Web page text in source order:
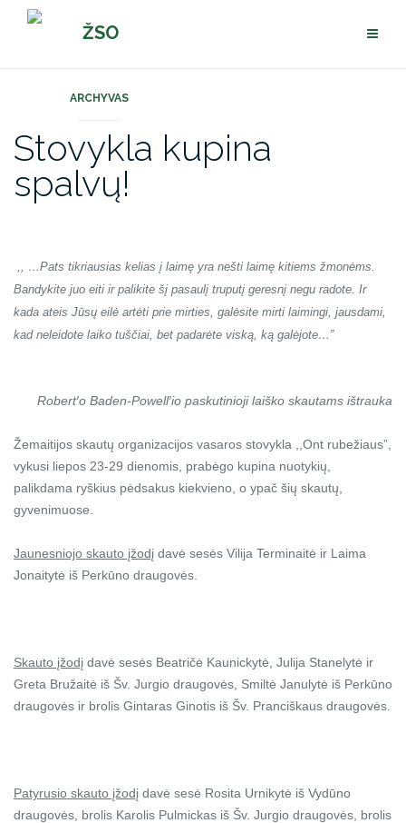
Pereiti
ŽSO
ARCHYVAS
Stovykla kupina
spalvų!
,, …Pats tikriausias kelias į laimę yra nešti laimę kitiems žmonėms.
Bandykite juo eiti ir palikite šį pasaulį truputį geresnį negu radote. Ir
kada ateis Jūsų eilė artėti prie mirties, galėsite mirti laimingi, jausdami,
kad neleidote laiko tuščiai, bet padarėte viską, ką galėjote…”
Robert′o Baden-Powell′io paskutinioji laiško skautams ištrauka
Žemaitijos skautų organizacijos vasaros stovykla ,,Ont rubežiaus”,
vykusi liepos 23-29 dienomis, prabėgo kupina nuotykių,
palikdama ryškius pėdsakus kiekvieno, o ypač šių skautų,
gyvenimuose.
Jaunesniojo skauto įžodį davė sesės Vilija Terminaitė ir Laima
Jonaitytė iš Perkūno draugovės.
Skauto įžodį davė sesės Beatričė Kaunickytė, Julija Stanelytė ir
Greta Bružaitė iš Šv. Jurgio draugovės, Smiltė Janulytė iš Perkūno
draugovės ir brolis Gintaras Ginotis iš Šv. Pranciškaus draugovės.
Patyrusio skauto įžodį davė sesė Rosita Urnikytė iš Vydūno
draugovės, brolis Karolis Pulmickas iš Šv. Jurgio draugovės, brolis